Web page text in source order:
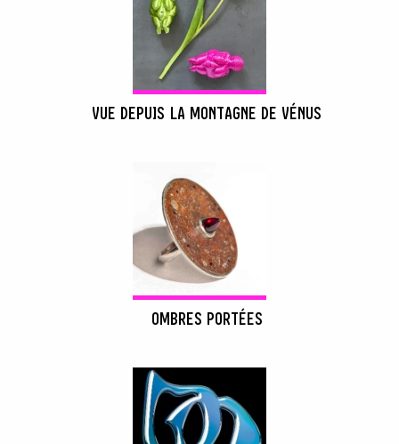
VUE DEPUIS LA MONTAGNE DE VÉNUS
OMBRES PORTÉES